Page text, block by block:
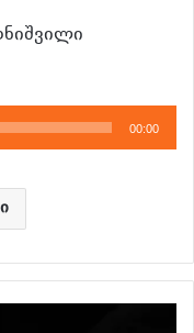
00:00